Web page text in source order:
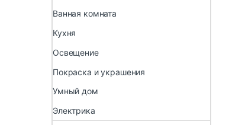
Ванная комната
Кухня
Освещение
Покраска и украшения
Умный дом
Электрика